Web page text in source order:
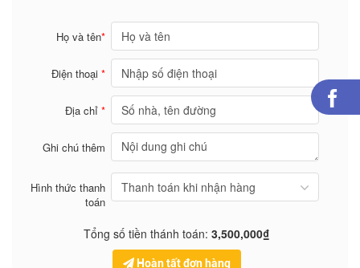
Họ và tên*
Điện thoại*
Địa chỉ*
Ghi chú thêm
Hình thức thanh
toán
Tổng số tiền thánh toán: 3,500,000₫
Hoàn tất đơn hàng